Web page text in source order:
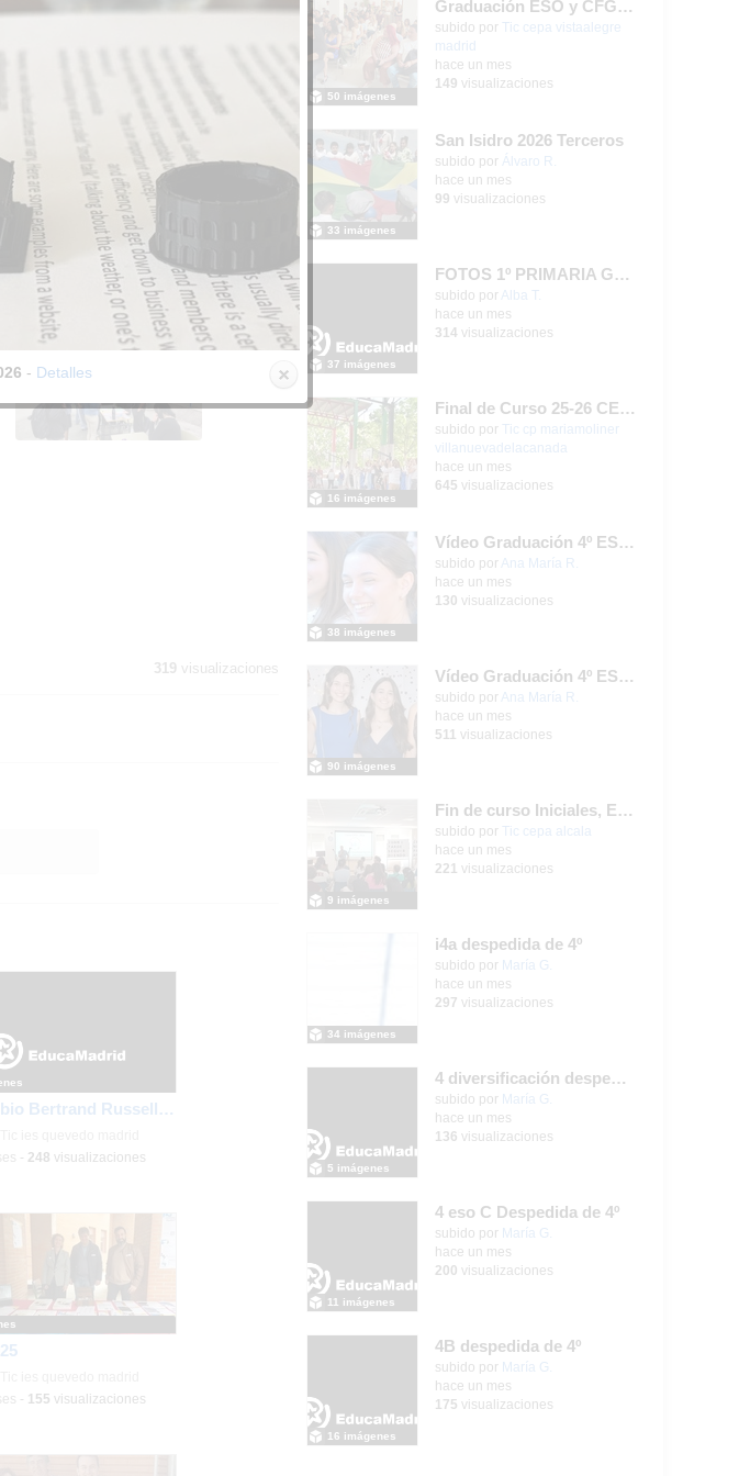
Día de Europa, mayo
2026
2026
319 visualizaciones
Intercambio Bertrand Russell School en Krommenie, junio 2026
- 248 visualizaciones
- 155 visualizaciones
Graduación ESO y CFGB 2026
subido por Tic cepa vistaalegre
madrid
50 imágenes
hace un mes
149 visualizaciones
San Isidro 2026 Terceros
Contenido educativo.
subido por Álvaro R.
33 imágenes
hace un mes
99 visualizaciones
FOTOS 1º PRIMARIA GONZALO DE BERCEO
subido por Alba T.
37 imágenes
hace un mes
314 visualizaciones
Final de Curso 25-26 CEIPSO MARÍA MOLINER
subido por Tic cp mariamoliner
villanuevadelacanada
16 imágenes
hace un mes
645 visualizaciones
Vídeo Graduación 4º ESO 2025-2026 (2)
subido por Ana María R.
38 imágenes
hace un mes
130 visualizaciones
Vídeo Graduación 4º ESO 2025-2026
subido por Ana María R.
90 imágenes
hace un mes
511
visualizaciones
Fin de curso Iniciales, Español, Inglés, Informática y Patrimonio
subido por Tic cepa alcala
9 imágenes
hace un mes
221
visualizaciones
i4a despedida de 4º
Contenido educativo.
subido por María G.
34 imágenes
hace un mes
297 visualizaciones
4 diversificación despedida de 4º
Contenido educativo.
subido por María G.
5 imágenes
hace un mes
136 visualizaciones
4 eso C Despedida de 4º
Contenido educativo.
subido por María G.
11 imágenes
hace un mes
200 visualizaciones
4B despedida de 4º
Contenido educativo.
subido por María G.
16 imágenes
hace un mes
175 visualizaciones